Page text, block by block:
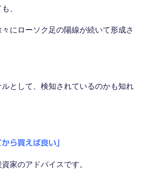
、
にローソク足の陽線が続いて形成さ
として、検知されているのかも知れ
ら買えば良い」
家のアドバイスです。